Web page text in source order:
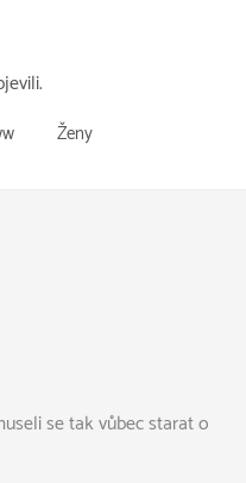
Ženy
se tak vůbec starat o